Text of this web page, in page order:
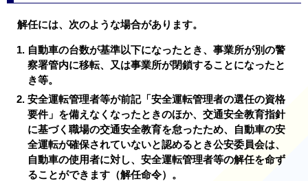
解任には、次のような場合があります。
自動車の台数が基準以下になったとき、事業所が別の警
察署管内に移転、又は事業所が閉鎖することになったと
き等。
安全運転管理者等が前記「安全運転管理者の選任の資格
要件」を備えなくなったときのほか、交通安全教育指針
に基づく職場の交通安全教育を怠ったため、自動車の安
全運転が確保されていないと認めるとき公安委員会は、
自動車の使用者に対し、安全運転管理者等の解任を命ず
ることができます（解任命令）。